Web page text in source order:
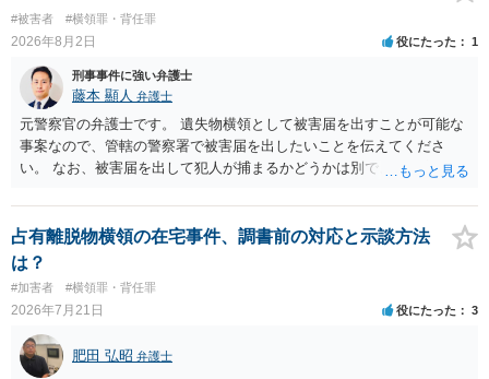
#被害者 #横領罪・背任罪
2026年8月2日 役にたった 1
刑事事件に強い弁護士
藤本 顯人 弁護士
元警察官の弁護士です。 遺失物横領として被害届を出すことが可能な
事案なので、管轄の警察署で被害届を出したいことを伝えてくださ
い。 なお、被害届を出して犯人が捕まるかどうかは別で、置き忘れた
思います。 いずれにせよ一度対応を求めてみた方が納得できるのでは
ないでしょうか。
占有離脱物横領の在宅事件、調書前の対応と示談方法
は？
#加害者 #横領罪・背任罪
2026年7月21日 役にたった 3
肥田 弘昭 弁護士